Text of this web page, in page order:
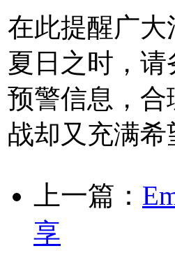
在此提醒广
夏日之时，
预警信息，
战却又充满希
上一篇：
享